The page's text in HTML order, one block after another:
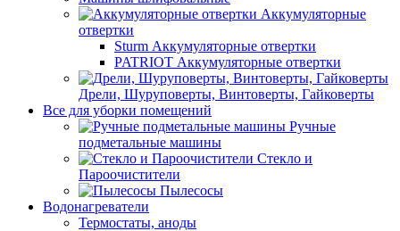
Аккумуляторные
отвертки
Sturm Аккумуляторные отвертки
PATRIOT Аккумуляторные отвертки
Дрели, Шуруповерты, Винтоверты, Гайковерты
Все для уборки помещений
Ручные
подметальные машины
Стекло и
Пароочистители
Пылесосы
Водонагреватели
Термостаты, аноды